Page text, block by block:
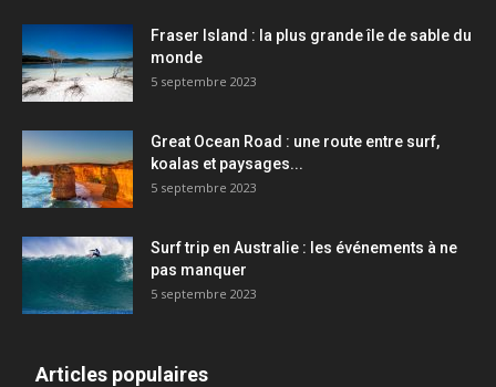
Fraser Island : la plus grande île de sable du
monde
5 septembre 2023
Great Ocean Road : une route entre surf,
koalas et paysages...
5 septembre 2023
Surf trip en Australie : les événements à ne
pas manquer
5 septembre 2023
Articles populaires